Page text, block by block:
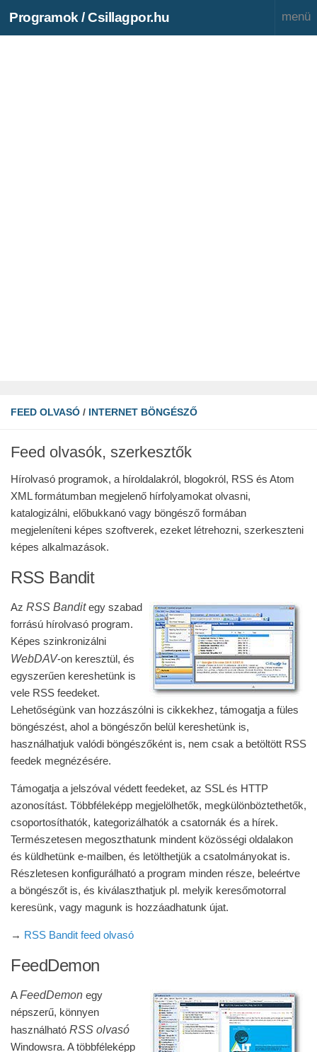
Programok / Csillagpor.hu
FEED OLVASÓ / INTERNET BÖNGÉSZŐ
Feed olvasók, szerkesztők
Hírolvasó programok, a híroldalakról, blogokról, RSS és Atom
XML formátumban megjelenő hírfolyamokat olvasni,
katalogizálni, előbukkanó vagy böngésző formában
megjeleníteni képes szoftverek, ezeket létrehozni, szerkeszteni
képes alkalmazások.
RSS Bandit
Az RSS Banditegy szabad
forrású hírolvasó program.
Képes szinkronizálni
WebDAV-on keresztül, és
egyszerűen kereshetünk is
vele RSS feedeket.
Lehetőségünk van hozzászólni is cikkekhez, támogatja a füles
böngészést, ahol a böngészőn belül kereshetünk is,
használhatjuk valódi böngészőként is, nem csak a betöltött RSS
feedek megnézésére.
Támogatja a jelszóval védett feedeket, az SSL és HTTP
azonosítást. Többféleképp megjelölhetők, megkülönböztethetők,
csoportosíthatók, kategorizálhatók a csatornák és a hírek.
Természetesen megoszthatunk mindent közösségi oldalakon
és küldhetünk e-mailben, és letölthetjük a csatolmányokat is.
Részletesen konfigurálható a program minden része, beleértve
a böngészőt is, és kiválaszthatjuk pl. melyik keresőmotorral
keresünk, vagy magunk is hozzáadhatunk újat.
→ RSS Bandit feed olvasó
FeedDemon
AFeedDemon egy
népszerű, könnyen
használható RSS olvasó
Windowsra. A többféleképp